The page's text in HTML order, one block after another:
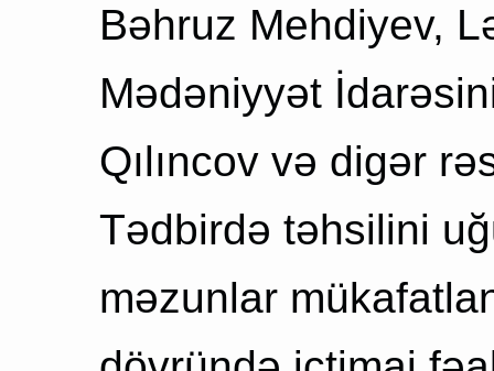
Bəhruz Mehdiyev,
Mədəniyyət
Qılıncov və digər
Tədbirdə təhsilini
məzunlar